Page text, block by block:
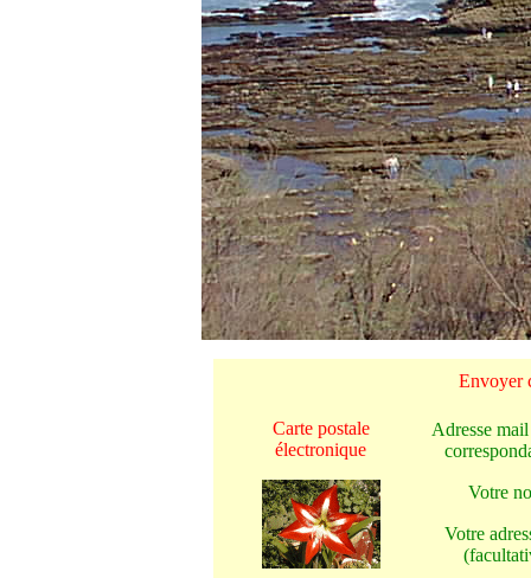
Envoyer
Carte postale
électronique
Adresse
Votre
Votre